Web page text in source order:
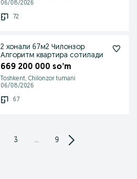
06/08/2026
72
2 хонали 67м2 Чилонзор
Алгоритм квартира сотилади
669 200 000 so’m
Toshkent, Chilonzor tumani
06/08/2026
67
3 ... 9